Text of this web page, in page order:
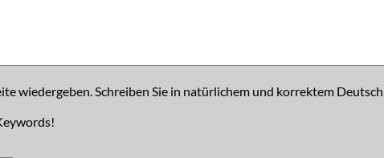
wiedergeben. Schreiben Sie in natürlichem und korrektem